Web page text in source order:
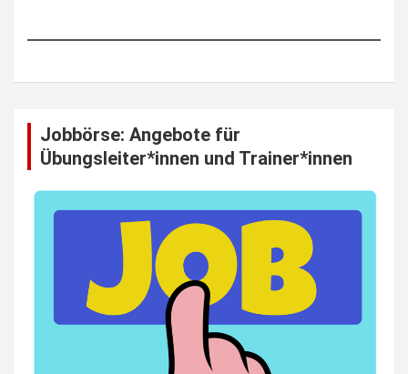
Jobbörse: Angebote für
Übungsleiter*innen und Trainer*innen